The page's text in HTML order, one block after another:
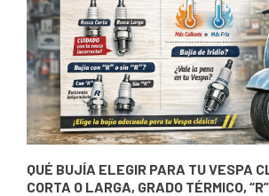
QUÉ BUJÍA ELEGIR PARA TU VESPA
CORTA O LARGA, GRADO TÉRMICO,